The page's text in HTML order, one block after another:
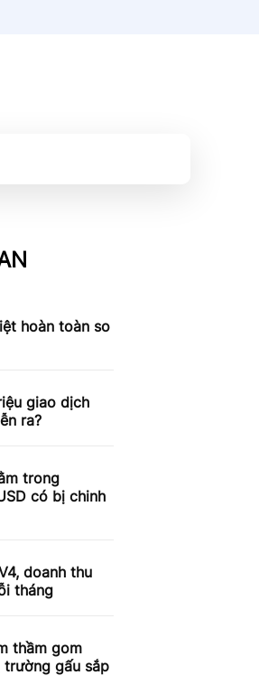
hoàn toàn so
giao dịch
ra?
trong
có bị chinh
doanh thu
tháng
thầm gom
trường gấu sắp